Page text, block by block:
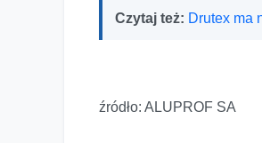
Czytaj też: Drutex ma
źródło: ALUPROF SA